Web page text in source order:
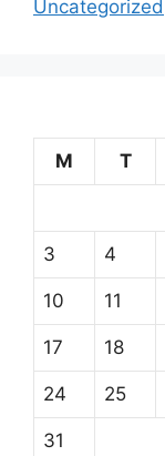
Uncategorized
M
T
3 4
10 11
17 18
24 25
31